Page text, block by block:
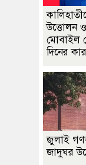
উত্তোলন ও
মোবাইল
দিনের
জুলাই
জাদুঘর